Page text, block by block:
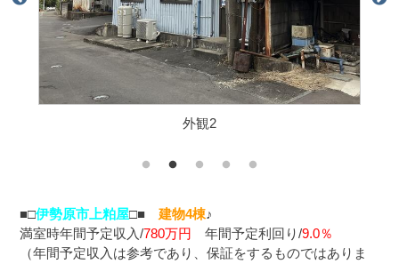
外観2
■□伊勢原市上粕屋□■建物4棟♪
満室時年間予定収入/780万円 年間予定利回り/9.0％
（年間予定収入は参考であり、保証をするものではありま